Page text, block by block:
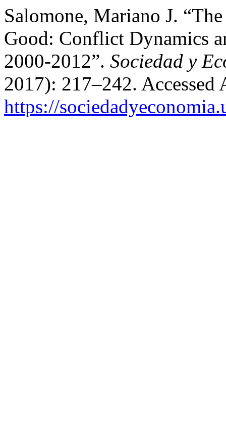
Salomone, Mariano J.
Good: Conflict Dynamics
2000-2012”. Sociedad y
2017): 217–242. Accessed
https://